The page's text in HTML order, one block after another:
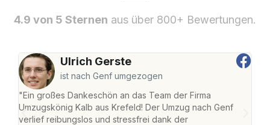
4.9 von 5 Sternen aus über 800+ Bewertungen.
Ulrich Gerste
ist nach Genf umgezogen
"Ein großes Dankeschön an das Team der Firma
Umzugskönig Kalb aus Krefeld! Der Umzug nach Genf
verlief reibungslos und stressfrei dank der